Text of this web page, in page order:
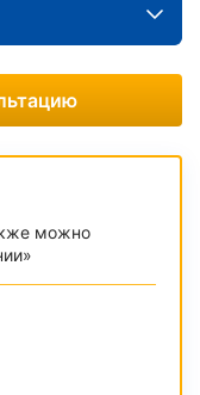
можно